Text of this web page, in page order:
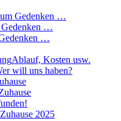
Gedenken …
Gedenken …
…
Ablauf, Kosten usw.
will uns haben?
2025